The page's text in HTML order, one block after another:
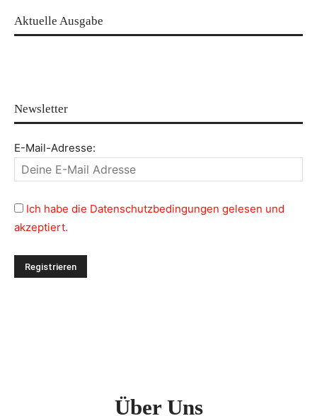
Aktuelle Ausgabe
Newsletter
E-Mail-Adresse:
Ich habe die Datenschutzbedingungen gelesen und
akzeptiert.
Über Uns